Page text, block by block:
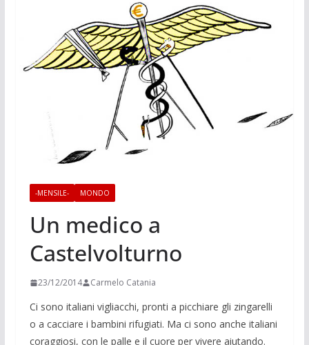
-MENSILE- MONDO
Un medico a
Castelvolturno
23/12/2014 Carmelo Catania
Ci sono italiani vigliac­chi, pronti a picchiare gli zingarelli
o a caccia­re i bambini rifugiati. Ma ci sono anche italia­ni
coraggiosi, con le palle e il cuore per vi­vere aiutando.